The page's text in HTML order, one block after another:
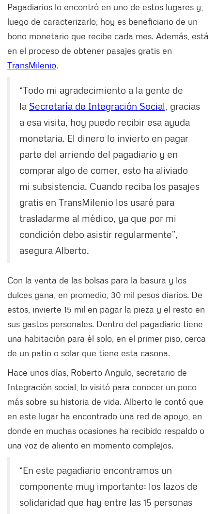
Pagadiarios lo encontró en uno de estos lugares y,
luego de caracterizarlo, hoy es beneficiario de un
bono monetario que recibe cada mes. Además, está
en el proceso de obtener pasajes gratis en
TransMilenio.
“Todo mi agradecimiento a la gente de
la Secretaría de Integración Social, gracias
a esa visita, hoy puedo recibir esa ayuda
monetaria. El dinero lo invierto en pagar
parte del arriendo del pagadiario y en
comprar algo de comer, esto ha aliviado
mi subsistencia. Cuando reciba los pasajes
gratis en TransMilenio los usaré para
trasladarme al médico, ya que por mi
condición debo asistir regularmente”,
asegura Alberto.
Con la venta de las bolsas para la basura y los
dulces gana, en promedio, 30 mil pesos diarios. De
estos, invierte 15 mil en pagar la pieza y el resto en
sus gastos personales. Dentro del pagadiario tiene
una habitación para él solo, en el primer piso, cerca
de un patio o solar que tiene esta casona.
Hace unos días, Roberto Angulo, secretario de
Integración social, lo visitó para conocer un poco
más sobre su historia de vida. Alberto le contó que
en este lugar ha encontrado una red de apoyo, en
donde en muchas ocasiones ha recibido respaldo o
una voz de aliento en momento complejos.
“En este pagadiario encontramos un
componente muy importante: los lazos de
solidaridad que hay entre las 15 personas